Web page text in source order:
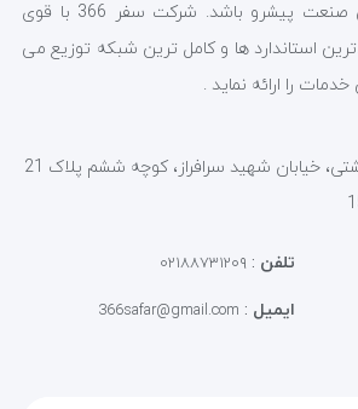
همکار، توانسته در این صنعت پیشرو باشد. شرکت سفر 366 با قوی
استاندارد ها و کامل ترین شبکه توزیع می
را ارائه نماید .
تهران، خیابان شهید بهشتی، خیابان شهید سرافراز، کوچه ششم پلاک 21
تلفن : ۰۲۱۸۸۷۳۱۲۰۹
ایمیل :
366safar@gmail.com